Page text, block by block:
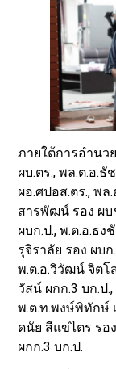
ภายใต้การอำนว
ผบ.ตร., พล.ต.อ.
ผอ.ศปอส.ตร., พ
สารพัฒน์ รอง ผบ
ผบก.ป., พ.ต.อ.ธง
รุจิราลัย รอง ผบ
พ.ต.อ.วิวัฒน์ จิตโ
วัสน์ ผกก.3 บก.ป
พ.ต.ท.พงษ์พิทักษ์
ดนัย สีแข่ไตร รอ
ผกก.3 บก.ป.